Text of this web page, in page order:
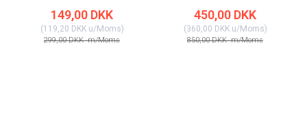
149,00 DKK
(119,20 DKKu/Moms)
299,00 DKKm/Moms
450,00 DKK
(360,00 DKKu/Moms)
850,00 DKKm/Moms